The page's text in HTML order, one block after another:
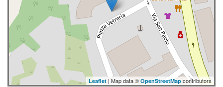
Leaflet| Map data © OpenStreetMap contributors